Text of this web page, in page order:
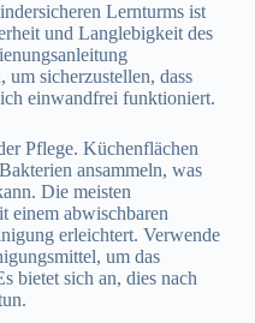
Lernturms ist
und Langlebigkeit des
um sicherzustellen, dass
einwandfrei funktioniert.
Pflege. Küchenflächen
ansammeln, was
Die meisten
einem abwischbaren
erleichtert. Verwende
um das
bietet sich an, dies nach